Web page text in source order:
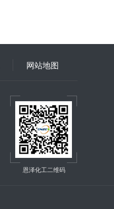
网站地图
恩泽化工二维码